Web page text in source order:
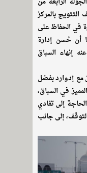
بالمركز
في الحفاظ على
أن حُسن إدارة
إنهاء السباق
مع إدوارد بفضل
في السباق،
إلى تفادي
إلى جانب